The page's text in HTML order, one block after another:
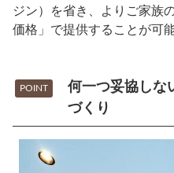
ジン）を省き、よりご家族
価格」で提供することが可
POINT
何一つ妥協しな
づくり